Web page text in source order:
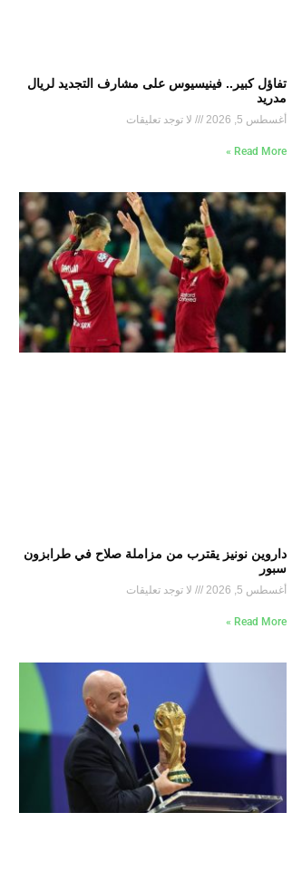
تفاؤل كبير.. فينيسيوس على مشارف التجديد لريال
مدريد
أغسطس 5, 2026 لا توجد تعليقات
Read More »
داروين نونيز يقترب من مزاملة صلاح في طرابزون
سبور
أغسطس 5, 2026 لا توجد تعليقات
Read More »